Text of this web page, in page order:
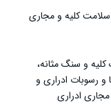
سلامت کلیه و مجاری
و سنگ مثانه،
رسوبات ادراری و
ادراری